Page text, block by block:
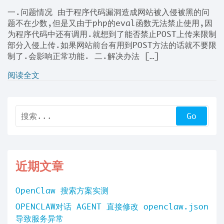
一.问题情况 由于程序代码漏洞造成网站被入侵被黑的问
题不在少数,但是又由于php的eval函数无法禁止使用,因
为程序代码中还有调用.就想到了能否禁止POST上传来限制
部分入侵上传.如果网站前台有用到POST方法的话就不要限
制了.会影响正常功能. 二.解决办法 […]
阅读全文
近期文章
OpenClaw 搜索方案实测
OPENCLAW对话 AGENT 直接修改 openclaw.json
导致服务异常